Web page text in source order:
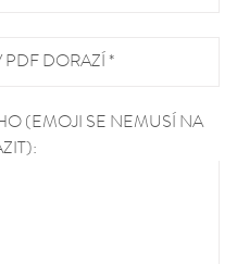
PDF DORAZÍ *
(EMOJI SE NEMUSÍ NA